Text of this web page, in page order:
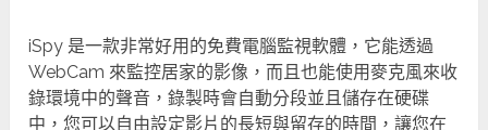
iSpy 是一款非常好用的免費電腦監視軟體，它能透過
WebCam 來監控居家的影像，而且也能使用麥克風來收
錄環境中的聲音，錄製時會自動分段並且儲存在硬碟
中，您可以自由設定影片的長短與留存的時間，讓您在